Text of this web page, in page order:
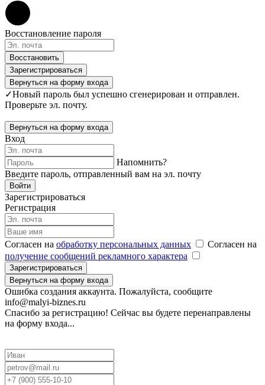
Восстановление пароля
Восстановить
Зарегистрироваться
Вернуться на форму входа
✓Новый пароль был успешно сгенерирован и отправлен.
Проверьте эл. почту.
Вернуться на форму входа
Вход
Напомнить?
Введите пароль, отправленный вам на эл. почту
Войти
Зарегистрироваться
Регистрация
Согласен на обработку персональных данных
Согласен на
получение сообщений рекламного характера
Зарегистрироваться
Вернуться на форму входа
Ошибка создания аккаунта. Пожалуйста, сообщите
info@malyi-biznes.ru
Спасибо за регистрацию! Сейчас вы будете перенаправлены
на форму входа...